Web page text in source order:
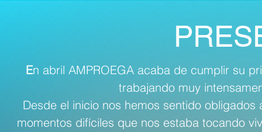
En abril AMPROEGA acaba de cumplir su
trabajando muy
Desde el inicio nos hemos sentido
momentos difíciles que nos estaba tocando